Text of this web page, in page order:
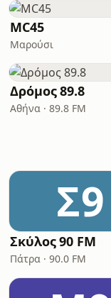
MC45
Μαρούσι
Δρόμος 89.8
Αθήνα · 89.8 FM
Σ9
Σκύλος 90 FM
Πάτρα · 90.0 FM